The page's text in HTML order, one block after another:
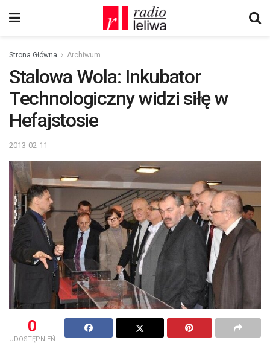
Strona Główna Archiwum
Stalowa Wola: Inkubator
Technologiczny widzi siłę w
Hefajstosie
2013-02-11
0
UDOSTĘPNIEŃ